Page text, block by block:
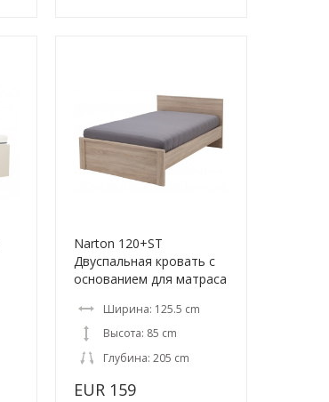
Narton 120+ST
Двуспальная кровать с
основанием для матраса
Ширина: 125.5 cm
Высота: 85 cm
Глубина: 205 cm
EUR 159